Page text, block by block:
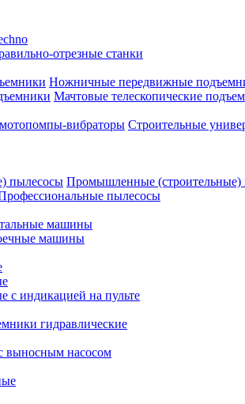
отрезные станки
Ножничные передвижные
Мачтовые телескопические
Строительные
Промышленные (строительные)
пылесосы
машины
машины
с индикацией на пульте
гидравлические
выносным насосом